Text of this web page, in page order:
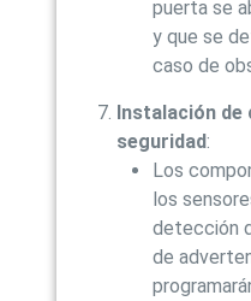
puerta se
y que se
caso de
Instalación de
seguridad:
Los
los
detección
de